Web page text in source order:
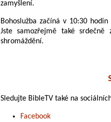
zamyšlení.
Bohoslužba začíná v 10:30
Jste samozřejmě také srdečně
shromáždění.
Sledujte BibleTV také na
Facebook